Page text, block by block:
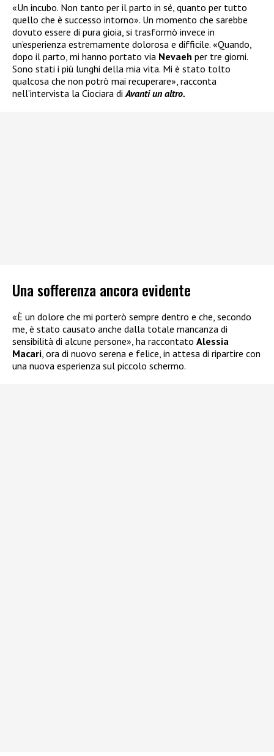
«Un incubo. Non tanto per il parto in sé, quanto per tutto
quello che è successo intorno». Un momento che sarebbe
dovuto essere di pura gioia, si trasformò invece in
un’esperienza estremamente dolorosa e difficile. «Quando,
dopo il parto, mi hanno portato via Nevaeh per tre giorni.
Sono stati i più lunghi della mia vita. Mi è stato tolto
qualcosa che non potrò mai recuperare», racconta
nell’intervista la Ciociara di Avanti un altro.
Una sofferenza ancora evidente
«È un dolore che mi porterò sempre dentro e che, secondo
me, è stato causato anche dalla totale mancanza di
sensibilità di alcune persone», ha raccontato Alessia
Macari, ora di nuovo serena e felice, in attesa di ripartire con
una nuova esperienza sul piccolo schermo.